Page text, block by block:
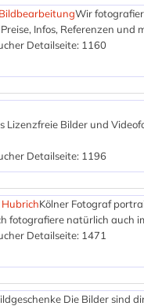
Wir
Infos, Referenzen
Detailseite: 1160
Lizenzfreie Bilder und
Detailseite: 1196
Kölner Fotograf
fotografiere natürlich auch
Detailseite: 1471
Die Bilder sind